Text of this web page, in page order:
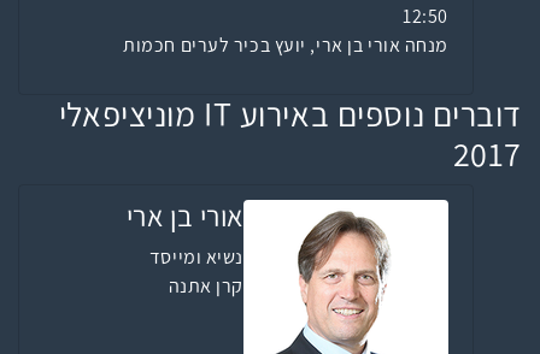
12:50
מנחה אורי בן ארי, יועץ בכיר לערים חכמות
דוברים נוספים באירוע IT מוניציפאלי
2017
אורי בן ארי
נשיא ומייסד
קרן אתנה